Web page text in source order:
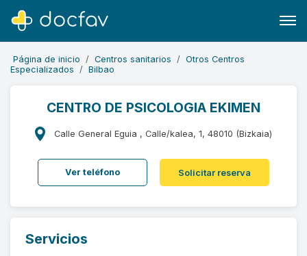
Página de inicio Centros sanitarios
Otros Centros
Especializados
Bilbao
CENTRO DE PSICOLOGIA EKIMEN
Calle General Eguia , Calle/kalea, 1, 48010 (Bizkaia)
Ver teléfono Solicitar reserva
Servicios